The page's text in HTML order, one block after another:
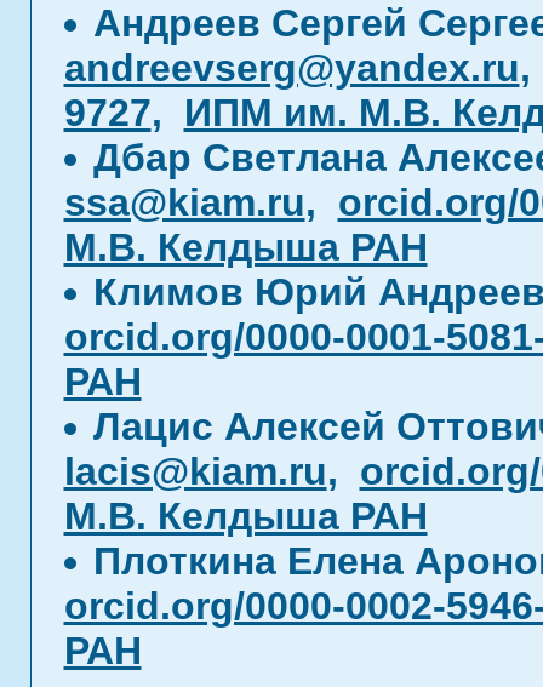
Андреев Сергей
andreevserg@yandex.ru
9727, ИПМ им. М.В.
Дбар Светлана
ssa@kiam.ru, orcid.org/
М.В. Келдыша РАН
Климов Юрий
orcid.org/0000-0001-
РАН
Лацис Алексей
lacis@kiam.ru, orcid.org/
М.В. Келдыша РАН
Плоткина Елена
orcid.org/0000-0002-
РАН